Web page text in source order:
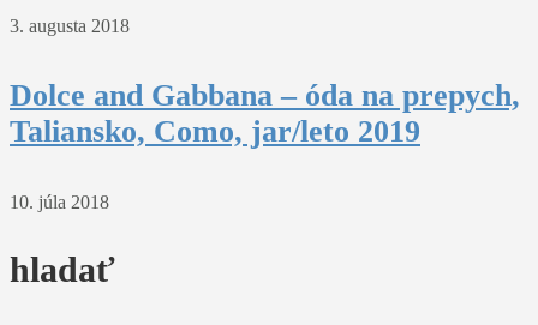
3. augusta 2018
Dolce and Gabbana – óda na prepych,
Taliansko, Como, jar/leto 2019
10. júla 2018
hladať